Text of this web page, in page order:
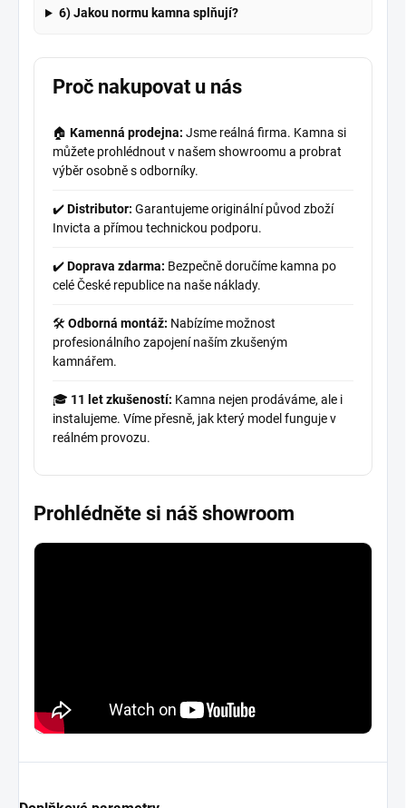
6) Jakou normu kamna splňují?
Proč nakupovat u nás
🏠 Kamenná prodejna: Jsme reálná firma. Kamna si
můžete prohlédnout v našem showroomu a probrat
výběr osobně s odborníky.
✔️Distributor: Garantujeme originální původ zboží
Invicta a přímou technickou podporu.
✔️Doprava zdarma: Bezpečně doručíme kamna po
celé České republice na naše náklady.
🛠️ Odborná montáž: Nabízíme možnost
profesionálního zapojení naším zkušeným
kamnářem.
🎓 11 let zkušeností: Kamna nejen prodáváme, ale i
instalujeme. Víme přesně, jak který model funguje v
reálném provozu.
Prohlédněte si náš showroom